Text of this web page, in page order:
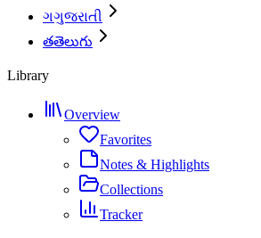
ગગુજરાતી
తతెలుగు
Library
Overview
Favorites
Notes & Highlights
Collections
Tracker